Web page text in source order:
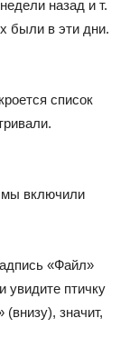
назад и т.
были в эти дни.
список
мы включили
«Файл»
увидите птичку
значит,